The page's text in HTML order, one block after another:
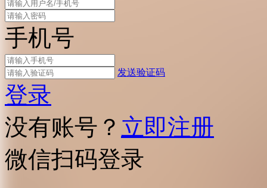
手机号
发送验证码
登录
没有账号？ 立即注册
微信扫码登录